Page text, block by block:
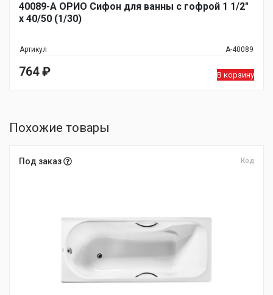
40089-А ОРИО Сифон для ванны с гофрой 1 1/2"
х 40/50 (1/30)
Артикул А-40089
764₽ В корзину
Похожие товары
Под заказ Код